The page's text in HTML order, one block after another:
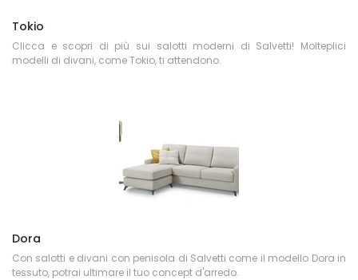
Tokio
Clicca e scopri di più sui salotti moderni di Salvetti! Molteplici
modelli di divani, come Tokio, ti attendono.
Dora
Con salotti e divani con penisola di Salvetti come il modello Dora in
tessuto, potrai ultimare il tuo concept d'arredo.